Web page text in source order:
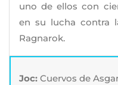
uno de ellos con
en su lucha contra
Ragnarok.
Joc: Cuervos de